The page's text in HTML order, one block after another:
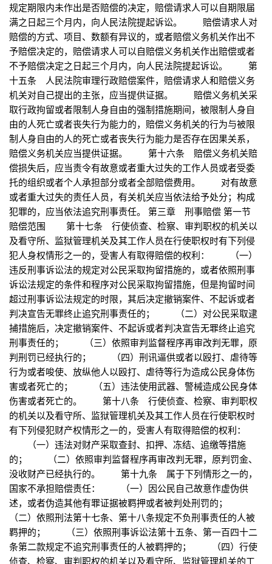
规定期限内未作出是否赔偿的决定，赔偿请求人可以自期限届
满之日起三个月内，向人民法院提起诉讼。 赔偿请求人对
赔偿的方式、项目、数额有异议的，或者赔偿义务机关作出不
予赔偿决定的，赔偿请求人可以自赔偿义务机关作出赔偿或者
不予赔偿决定之日起三个月内，向人民法院提起诉讼。 第
十五条 人民法院审理行政赔偿案件，赔偿请求人和赔偿义务
机关对自己提出的主张，应当提供证据。 赔偿义务机关采
取行政拘留或者限制人身自由的强制措施期间，被限制人身自
由的人死亡或者丧失行为能力的，赔偿义务机关的行为与被限
制人身自由的人的死亡或者丧失行为能力是否存在因果关系，
赔偿义务机关应当提供证据。 第十六条 赔偿义务机关赔
偿损失后，应当责令有故意或者重大过失的工作人员或者受委
托的组织或者个人承担部分或者全部赔偿费用。 对有故意
或者重大过失的责任人员，有关机关应当依法给予处分；构成
犯罪的，应当依法追究刑事责任。 第三章 刑事赔偿 第一节
赔偿范围 第十七条 行使侦查、检察、审判职权的机关以
及看守所、监狱管理机关及其工作人员在行使职权时有下列侵
犯人身权情形之一的，受害人有取得赔偿的权利： （一）
违反刑事诉讼法的规定对公民采取拘留措施的，或者依照刑事
诉讼法规定的条件和程序对公民采取拘留措施，但是拘留时间
超过刑事诉讼法规定的时限，其后决定撤销案件、不起诉或者
判决宣告无罪终止追究刑事责任的； （二）对公民采取逮
捕措施后，决定撤销案件、不起诉或者判决宣告无罪终止追究
刑事责任的； （三）依照审判监督程序再审改判无罪，原
判刑罚已经执行的； （四）刑讯逼供或者以殴打、虐待等
行为或者唆使、放纵他人以殴打、虐待等行为造成公民身体伤
害或者死亡的； （五）违法使用武器、警械造成公民身体
伤害或者死亡的。 第十八条 行使侦查、检察、审判职权
的机关以及看守所、监狱管理机关及其工作人员在行使职权时
有下列侵犯财产权情形之一的，受害人有取得赔偿的权利：
（一）违法对财产采取查封、扣押、冻结、追缴等措施
的； （二）依照审判监督程序再审改判无罪，原判罚金、
没收财产已经执行的。 第十九条 属于下列情形之一的，
国家不承担赔偿责任： （一）因公民自己故意作虚伪供
述，或者伪造其他有罪证据被羁押或者被判处刑罚的；
（二）依照刑法第十七条、第十八条规定不负刑事责任的人被
羁押的； （三）依照刑事诉讼法第十五条、第一百四十二
条第二款规定不追究刑事责任的人被羁押的； （四）行使
侦查、检察、审判职权的机关以及看守所、监狱管理机关的工